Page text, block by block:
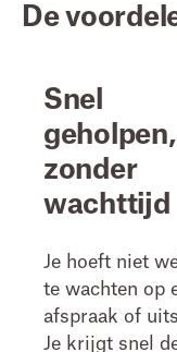
De
Snel
geholpen,
zonder
wachttijd
Je hoeft niet
te wachten op
afspraak of
Je krijgt snel